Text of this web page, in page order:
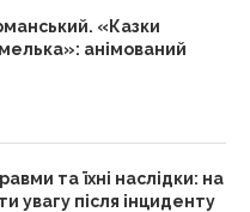
«Казки
анімований
та їхні наслідки: на
увагу після інциденту